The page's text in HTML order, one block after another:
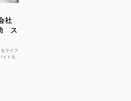
社
ス
るライフ
イトを